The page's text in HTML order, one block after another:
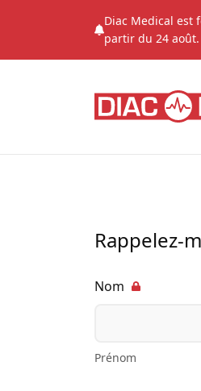
Diac Medical est
partir du 24 août.
Rappelez-
Nom
Prénom